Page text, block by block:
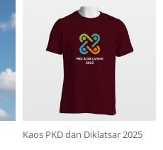
Kaos PKD dan Diklatsar 2025